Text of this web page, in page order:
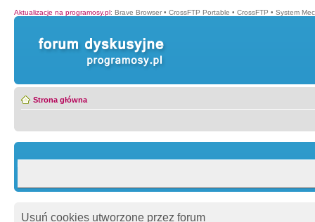
Aktualizacje na programosy.pl: Brave Browser • CrossFTP Portable • CrossFTP • System
Strona główna
Usuń cookies utworzone przez forum